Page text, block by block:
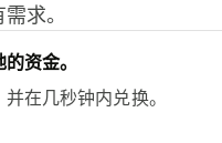
求。
资金。
在几秒钟内兑换。